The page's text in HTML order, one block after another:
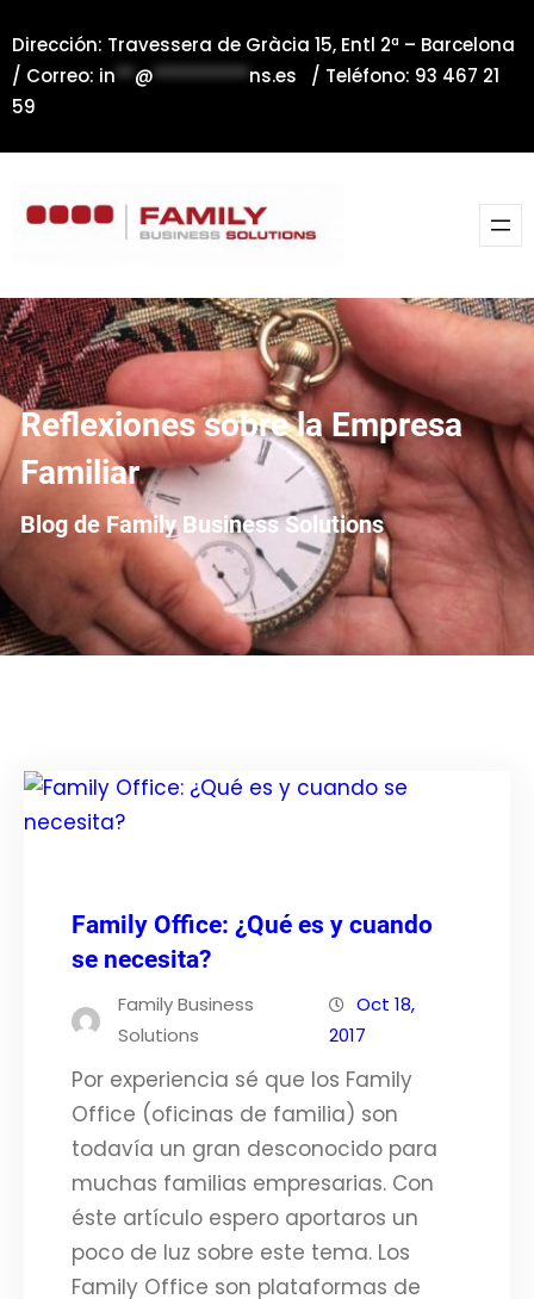
al
contenido
Dirección: Travessera de Gràcia 15, Entl 2ª – Barcelona
/ Correo: in**@**********ns.es / Teléfono: 93 467 21
59
Reflexiones sobre la Empresa
Familiar
Blog de Family Business Solutions
Family Office: ¿Qué es y cuando
se necesita?
Family Business
Solutions
Oct 18,
2017
Por experiencia sé que los Family
Office (oficinas de familia) son
todavía un gran desconocido para
muchas familias empresarias. Con
éste artículo espero aportaros un
poco de luz sobre este tema. Los
Family Office son plataformas de